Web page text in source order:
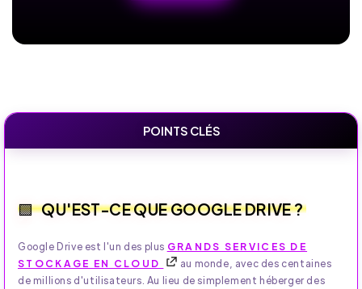
POINTS CLÉS
QU'EST-CE QUE GOOGLE DRIVE ?
Google Drive est l'un des plus GRANDS SERVICES DE
STOCKAGE EN CLOUD
au monde, avec des centaines
de millions d'utilisateurs. Au lieu de simplement héberger des